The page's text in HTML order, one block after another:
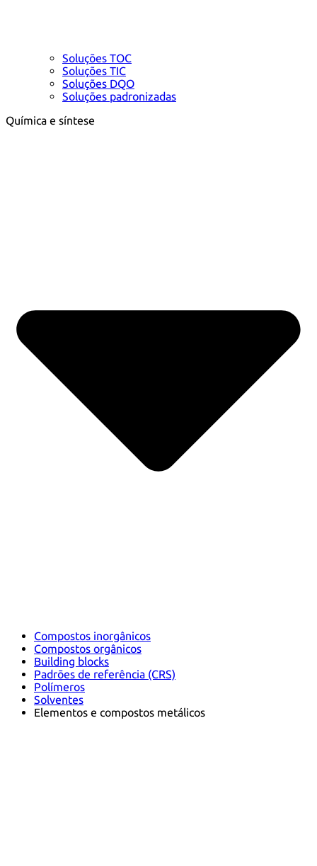
Soluções TOC
Soluções TIC
Soluções DQO
Soluções padronizadas
Química e síntese
Compostos inorgânicos
Compostos orgânicos
Building blocks
Padrões de referência (CRS)
Polímeros
Solventes
Elementos e compostos metálicos